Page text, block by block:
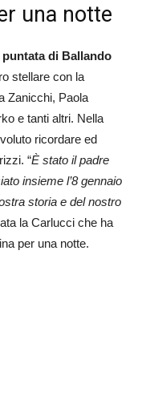
una notte
puntata di Ballando
stellare con la
Zanicchi, Paola
e tanti altri. Nella
ricordare ed
“È stato il padre
insieme l’8 gennaio
storia e del nostro
la Carlucci che ha
per una notte.